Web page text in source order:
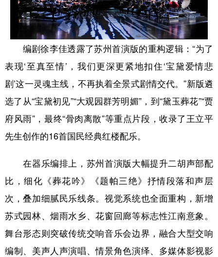
编剧徐李佳透露了苏州首演版的重构逻辑：“为了
表现‘至真至情’，我们更深更紧地扣住‘宝黛爱情悲
剧’这一灵魂主线，不再执着全景式剧情交代。”新版遴
选了从“宝黛初见”“大观园群芳明媚”，到“黛玉葬花”“贾
府风雨”，最终“骨肉离散”等重点片段，收录了王立平
先生创作的16首国民经典红楼配乐。
在器乐编排上，苏州首演版大幅提升二胡声部配
比，细化《葬花吟》《题帕三绝》抒情段落和声层
次，叠加细腻民乐线条。视觉系统也全面重构，新增
苏式园林、烟雨水乡、花窗回廊等标志性江南意象。
舞台形态则突破传统交响音乐会边界，融合大型交响
编制、美声人声演唱、情景角色演绎、多媒体影视影